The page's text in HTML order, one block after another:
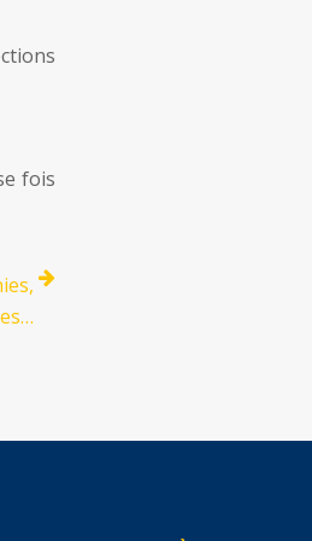
fois